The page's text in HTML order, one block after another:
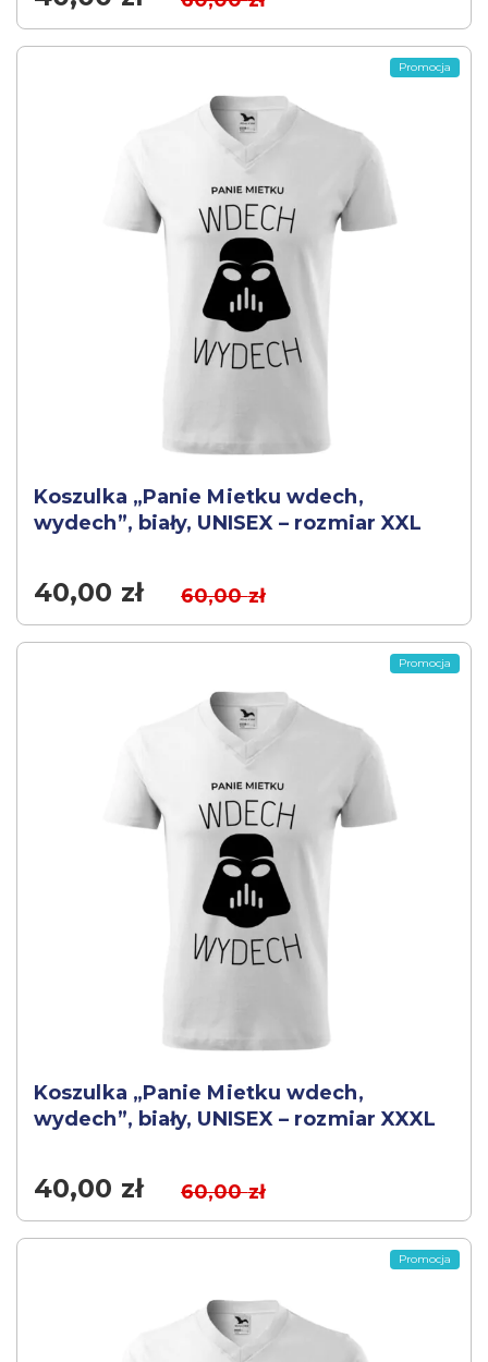
Koszulka „Panie Mietku wdech,
wydech”, biały, UNISEX – rozmiar XXL
Promocja
40,00 zł 60,00zł
Koszulka „Panie Mietku wdech,
wydech”, biały, UNISEX – rozmiar XXXL
Promocja
40,00 zł 60,00zł
Promocja